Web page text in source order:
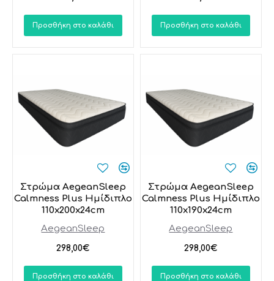
Προσθήκη στο καλάθι Προσθήκη στο καλάθι
AegeanSleep
Στρώμα AegeanSleep
Calmness Plus Ημίδιπλο
110x200x24cm
298,00€
Προσθήκη στο καλάθι
AegeanSleep
Στρώμα AegeanSleep
Calmness Plus Ημίδιπλo
110x190x24cm
298,00€
Προσθήκη στο καλάθι